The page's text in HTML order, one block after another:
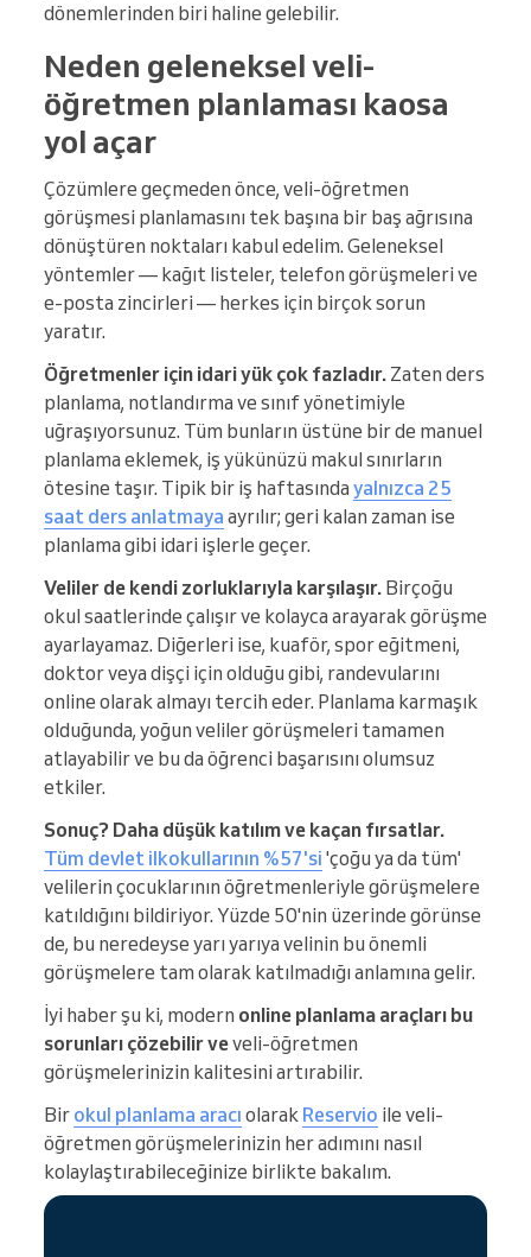
dönemlerinden biri haline gelebilir.
Neden geleneksel veli-
öğretmen planlaması kaosa
yol açar
Çözümlere geçmeden önce, veli-öğretmen
görüşmesi planlamasını tek başına bir baş ağrısına
dönüştüren noktaları kabul edelim. Geleneksel
yöntemler — kağıt listeler, telefon görüşmeleri ve
e-posta zincirleri — herkes için birçok sorun
yaratır.
Öğretmenler için idari yük çok fazladır. Zaten ders
planlama, notlandırma ve sınıf yönetimiyle
uğraşıyorsunuz. Tüm bunların üstüne bir de manuel
planlama eklemek, iş yükünüzü makul sınırların
ötesine taşır. Tipik bir iş haftasında yalnızca 25
saat ders anlatmaya ayrılır; geri kalan zaman ise
planlama gibi idari işlerle geçer.
Veliler de kendi zorluklarıyla karşılaşır. Birçoğu
okul saatlerinde çalışır ve kolayca arayarak görüşme
ayarlayamaz. Diğerleri ise, kuaför, spor eğitmeni,
doktor veya dişçi için olduğu gibi, randevularını
online olarak almayı tercih eder. Planlama karmaşık
olduğunda, yoğun veliler görüşmeleri tamamen
atlayabilir ve bu da öğrenci başarısını olumsuz
etkiler.
Sonuç? Daha düşük katılım ve kaçan fırsatlar.
Tüm devlet ilkokullarının %57'si 'çoğu ya da tüm'
velilerin çocuklarının öğretmenleriyle görüşmelere
katıldığını bildiriyor. Yüzde 50'nin üzerinde görünse
de, bu neredeyse yarı yarıya velinin bu önemli
görüşmelere tam olarak katılmadığı anlamına gelir.
İyi haber şu ki, modern online planlama araçları bu
sorunları çözebilir veveli-öğretmen
görüşmelerinizin kalitesini artırabilir.
Bir okul planlama aracı olarak Reservio ile veli-
öğretmen görüşmelerinizin her adımını nasıl
kolaylaştırabileceğinize birlikte bakalım.